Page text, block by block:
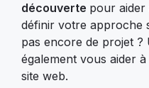
découverte pour aider
définir votre approche
pas encore de projet ?
également vous aider
site web.